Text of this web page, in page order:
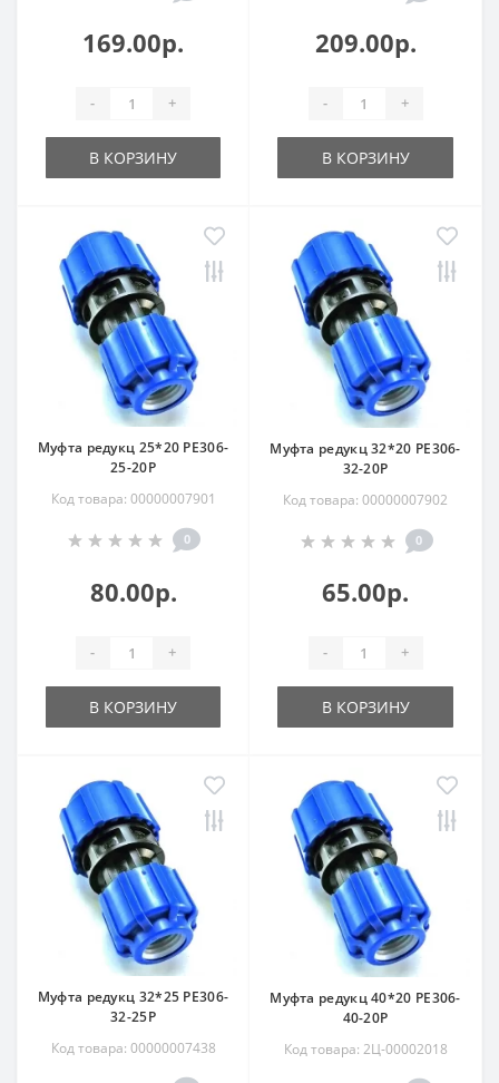
169.00р.
- +
В КОРЗИНУ
209.00р.
- +
В КОРЗИНУ
Муфта редукц 25*20 РЕ306-
25-20Р
Код товара: 00000007901
0
80.00р.
- +
В КОРЗИНУ
Муфта редукц 32*20 РЕ306-
32-20Р
Код товара: 00000007902
0
65.00р.
- +
В КОРЗИНУ
Муфта редукц 32*25 РЕ306-
32-25Р
Код товара: 00000007438
Муфта редукц 40*20 РЕ306-
40-20Р
Код товара: 2Ц-00002018